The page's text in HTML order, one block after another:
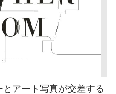
とアート写真が交差する